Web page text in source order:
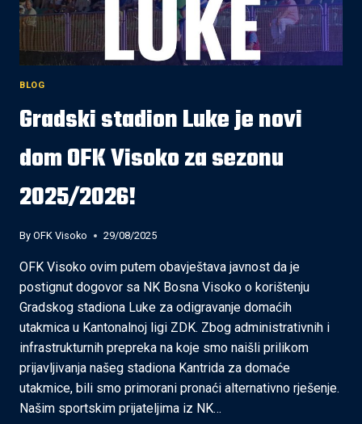
BLOG
Gradski stadion Luke je novi
dom OFK Visoko za sezonu
2025/2026!
By OFK Visoko 29/08/2025
OFK Visoko ovim putem obavještava javnost da je
postignut dogovor sa NK Bosna Visoko o korištenju
Gradskog stadiona Luke za odigravanje domaćih
utakmica u Kantonalnoj ligi ZDK. Zbog administrativnih i
infrastrukturnih prepreka na koje smo naišli prilikom
prijavljivanja našeg stadiona Kantrida za domaće
utakmice, bili smo primorani pronaći alternativno rješenje.
Našim sportskim prijateljima iz NK…